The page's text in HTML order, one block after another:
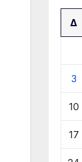
Δ
3
10
17